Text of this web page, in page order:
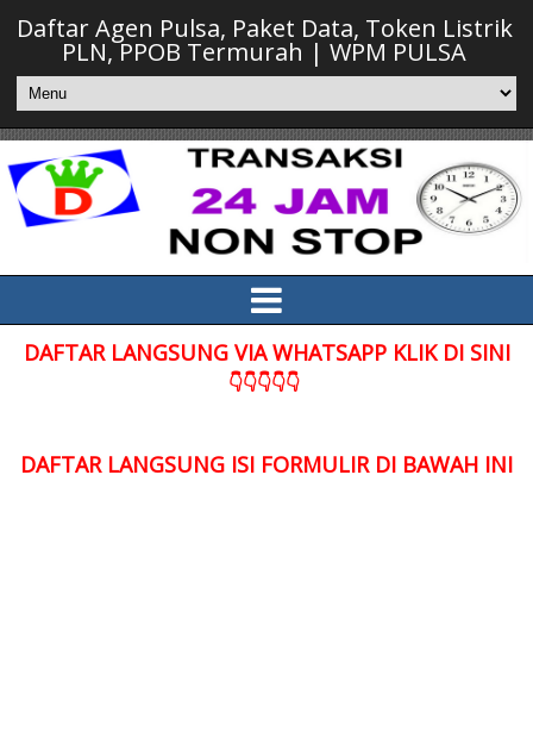
Daftar Agen Pulsa, Paket Data, Token Listrik
PLN, PPOB Termurah | WPM PULSA
DAFTAR LANGSUNG VIA WHATSAPP KLIK DI SINI
👇👇👇👇👇
DAFTAR LANGSUNG ISI FORMULIR DI BAWAH INI